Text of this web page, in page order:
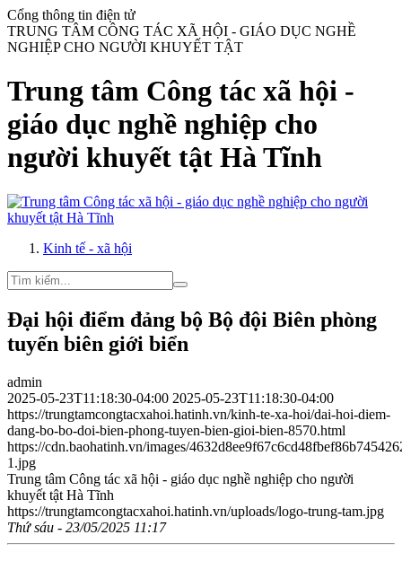
Cổng thông tin điện tử
TRUNG TÂM CÔNG TÁC XÃ HỘI - GIÁO DỤC NGHỀ
NGHIỆP CHO NGƯỜI KHUYẾT TẬT
Trung tâm Công tác xã hội -
giáo dục nghề nghiệp cho
người khuyết tật Hà Tĩnh
Kinh tế - xã hội
Đại hội điểm đảng bộ Bộ đội Biên phòng
tuyến biên giới biển
admin
2025-05-23T11:18:30-04:00 2025-05-23T11:18:30-04:00
https://trungtamcongtacxahoi.hatinh.vn/kinh-te-xa-hoi/dai-hoi-diem-
dang-bo-bo-doi-bien-phong-tuyen-bien-gioi-bien-8570.html
https://cdn.baohatinh.vn/images/
1.jpg
Trung tâm Công tác xã hội - giáo dục nghề nghiệp cho người
khuyết tật Hà Tĩnh
https://trungtamcongtacxahoi.hatinh.vn/uploads/logo-trung-tam.jpg
Thứ sáu - 23/05/2025 11:17